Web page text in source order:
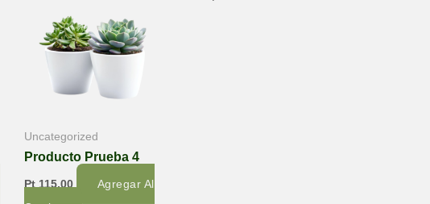
Uncategorized
Producto Prueba 4
Pt115,00
Agregar Al